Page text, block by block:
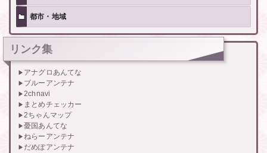
都市・地域
リンク集
アナグロあんてな
ブルーアンテナ
2chnavi
まとめチェッカー
2ちゃんマップ
憂国あんてな
ねらーアンテナ
だめぽアンテナ